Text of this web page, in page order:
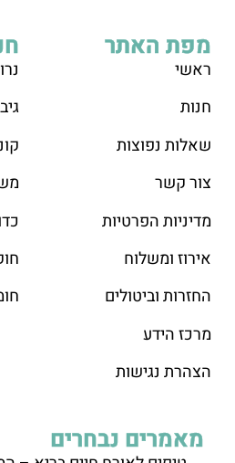
מפת האתר
ראשי
חנות
שאלות נפוצות
צור קשר
מדיניות הפרטיות
אירוז ומשלוח
החזרות וביטולים
מרכז הידע
הצהרת נגישות
מאמרים נבחרים